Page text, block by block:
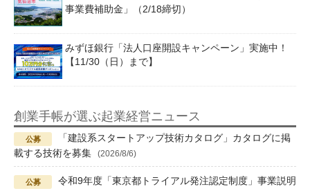
事業費補助金」（2/18締切）
みずほ銀行「法人口座開設キャンペーン」実施中！
【11/30（日）まで】
創業手帳が選ぶ起業経営ニュース
「建設系スタートアップ技術カタログ」カタログに掲
載する技術を募集
(2026/8/6)
令和9年度「東京都トライアル発注認定制度」事業説明